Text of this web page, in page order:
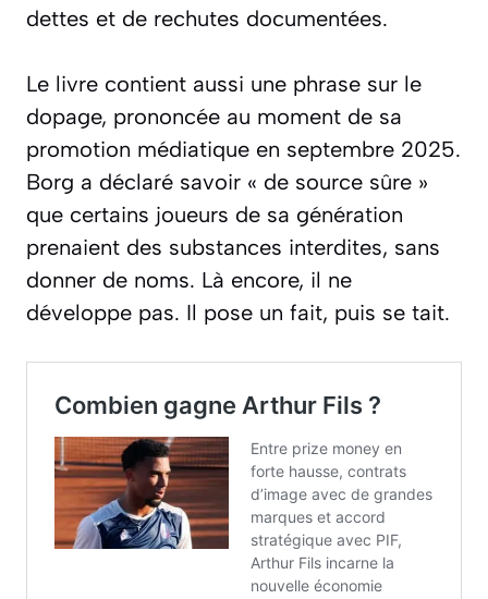
dettes et de rechutes documentées.
Le livre contient aussi une phrase sur le
dopage, prononcée au moment de sa
promotion médiatique en septembre 2025.
Borg a déclaré savoir « de source sûre »
que certains joueurs de sa génération
prenaient des substances interdites, sans
donner de noms. Là encore, il ne
développe pas. Il pose un fait, puis se tait.